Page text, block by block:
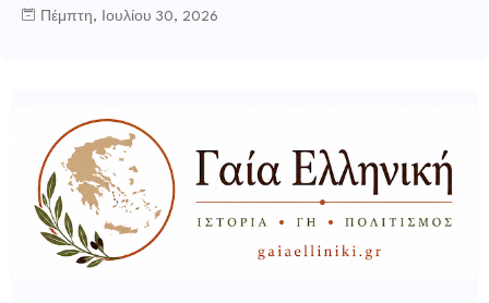
Πέμπτη, Ιουλίου 30, 2026